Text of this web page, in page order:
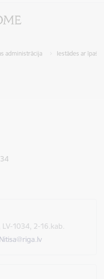
administrācija Iestādes ar
1034, 2-16.kab.